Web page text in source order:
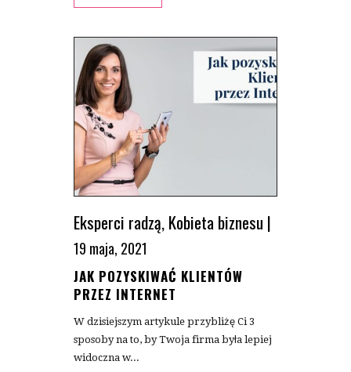
Eksperci radzą,Kobieta biznesu |
19 maja, 2021
JAK POZYSKIWAĆ KLIENTÓW
PRZEZ INTERNET
W dzisiejszym artykule przybliżę Ci 3
sposoby na to, by Twoja firma była lepiej
widoczna w...